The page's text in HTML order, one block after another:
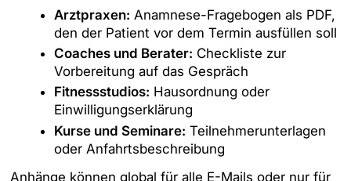
Arztpraxen: Anamnese-Fragebogen als PDF,
den der Patient vor dem Termin ausfüllen soll
Coaches und Berater: Checkliste zur
Vorbereitung auf das Gespräch
Fitnessstudios: Hausordnung oder
Einwilligungserklärung
Kurse und Seminare: Teilnehmerunterlagen
oder Anfahrtsbeschreibung
Anhänge können global für alle E-Mails oder nur für